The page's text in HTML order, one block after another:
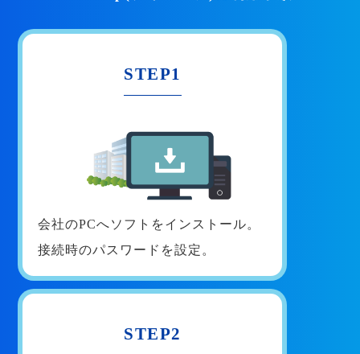
STEP1
会社のPCへソフトをインストール。
接続時のパスワードを設定。
STEP2